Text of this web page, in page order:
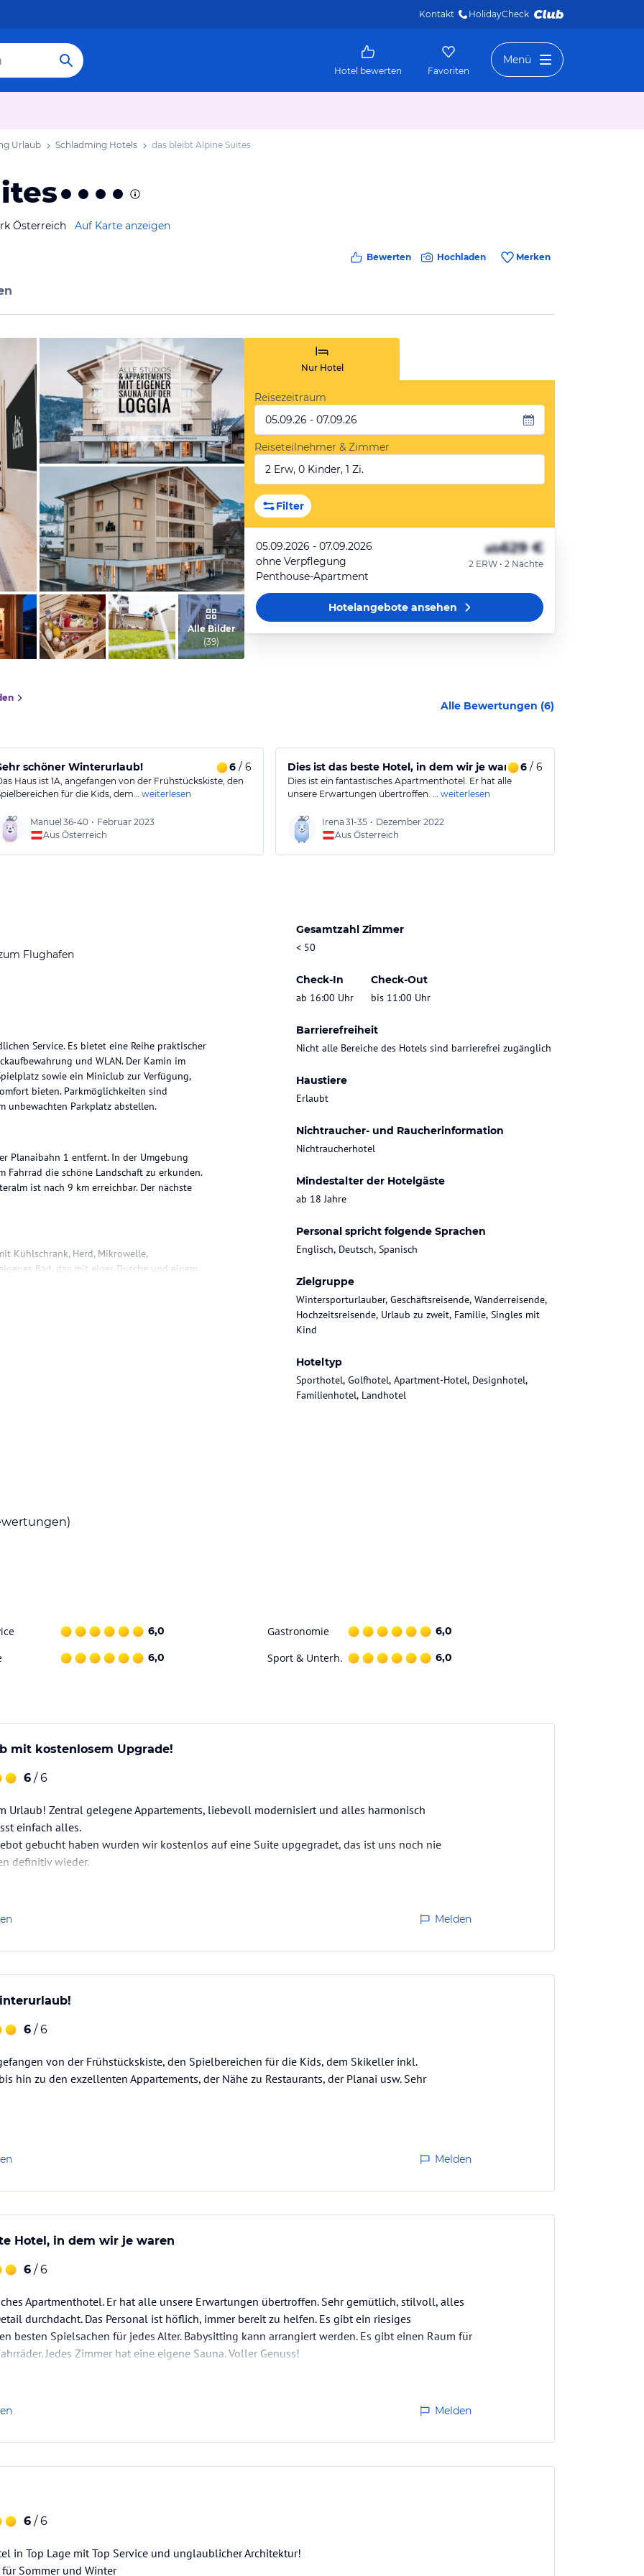
Kontakt HolidayCheck
Hotel bewerten Favoriten
Menü
Urlaub Schladming Hotels das bleibt Alpine Suites
Österreich Auf Karte anzeigen
Bewerten Hochladen Merken
vom Hotelier, Juli 2021
vom Hotelier, Juni 2021
Alle Bilder
(39)
Nur Hotel
Reisezeitraum
05.09.26 - 07.09.26
Reiseteilnehmer & Zimmer
2 Erw, 0 Kinder, 1 Zi.
Filter
05.09.2026 - 07.09.2026
ohne Verpflegung
Penthouse-Apartment
ab629 €
2 ERW • 2 Nächte
Hotelangeboteansehen
Alle Bewertungen (6)
schöner Winterurlaub! 6/ 6
Haus ist 1A, angefangen von der Frühstückskiste, den
für die Kids, dem… weiterlesen
Manuel 36-40 • Februar 2023
Aus Österreich
Dies ist das beste Hotel, in dem wir je waren6/ 6
Dies ist ein fantastisches Apartmenthotel. Er hat alle
unsere Erwartungen übertroffen. … weiterlesen
Irena 31-35 • Dezember 2022
Aus Österreich
Flughafen
Gesamtzahl Zimmer
< 50
Check-In
ab 16:00 Uhr
Check-Out
bis 11:00 Uhr
Barrierefreiheit
Nicht alle Bereiche des Hotels sind barrierefrei zugänglich
Haustiere
Erlaubt
Nichtraucher- und Raucherinformation
Nichtraucherhotel
Mindestalter der Hotelgäste
ab 18 Jahre
Personal spricht folgende Sprachen
Englisch, Deutsch, Spanisch
Zielgruppe
Wintersporturlauber, Geschäftsreisende, Wanderreisende,
Hochzeitsreisende, Urlaub zu zweit, Familie, Singles mit
Kind
Hoteltyp
Sporthotel, Golfhotel, Apartment-Hotel, Designhotel,
Familienhotel, Landhotel
Service. Es bietet eine Reihe praktischer
und WLAN. Der Kamin im
sowie ein Miniclub zur Verfügung,
bieten. Parkmöglichkeiten sind
unbewachten Parkplatz abstellen.
Planaibahn 1 entfernt. In der Umgebung
Fahrrad die schöne Landschaft zu erkunden.
ist nach 9 km erreichbar. Der nächste
Kühlschrank, Herd, Mikrowelle,
Bad, das mit einer Dusche und einem
angenehmes Raumklima. Die meisten
Gewähr. Bitte lies vor der Buchung die
6,0 Gastronomie 6,0
6,0 Sport & Unterh. 6,0
mit kostenlosem Upgrade!
6 / 6
Urlaub! Zentral gelegene Appartements, liebevoll modernisiert und alles harmonisch
einfach alles.
gebucht haben wurden wir kostenlos auf eine Suite upgegradet, das ist uns noch nie
definitiv wieder.
Melden
6 / 6
von der Frühstückskiste, den Spielbereichen für die Kids, dem Skikeller inkl.
hin zu den exzellenten Appartements, der Nähe zu Restaurants, der Planai usw. Sehr
Melden
Hotel, in dem wir je waren
6 / 6
Apartmenthotel. Er hat alle unsere Erwartungen übertroffen. Sehr gemütlich, stilvoll, alles
durchdacht. Das Personal ist höflich, immer bereit zu helfen. Es gibt ein riesiges
besten Spielsachen für jedes Alter. Babysitting kann arrangiert werden. Es gibt einen Raum für
Jedes Zimmer hat eine eigene Sauna. Voller Genuss!
Melden
6 / 6
in Top Lage mit Top Service und unglaublicher Architektur!
Sommer und Winter